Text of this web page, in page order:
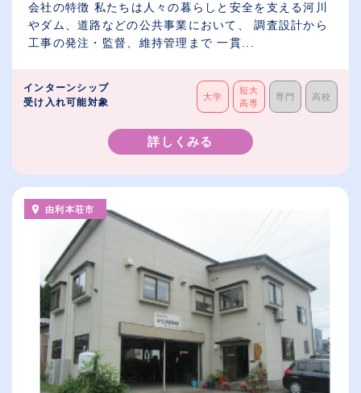
会社の特徴 私たちは人々の暮らしと安全を支える河川
やダム、道路などの公共事業において、 調査設計から
工事の発注・監督、維持管理まで 一貫...
インターンシップ
受け入れ可能対象
大学
短大
高専
専門 高校
詳しくみる
由利本荘市